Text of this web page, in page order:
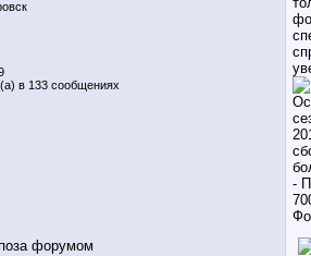
в 133 сообщениях